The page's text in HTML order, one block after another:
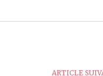
ARTICLE